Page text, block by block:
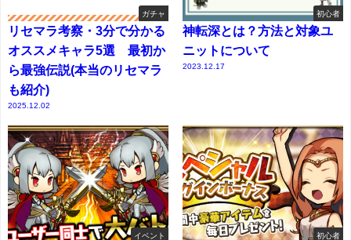
ガチャ
リセマラ考察・3分で分かる
オススメキャラ5選 最初か
ら最強伝説(本当のリセマラ
も紹介)
2025.12.02
初心者
神転深とは？方法と対象ユ
ニットについて
2023.12.17
イベント 初心者